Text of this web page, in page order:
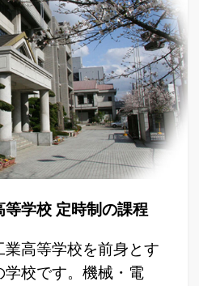
学校 定時制の課程
高等学校を前身とす
学校です。機械・電